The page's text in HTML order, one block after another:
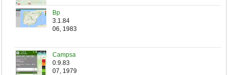
Bp
3.1.84
06, 1983
Campsa
0.9.83
07, 1979